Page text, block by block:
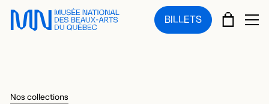
Sauter au menu principal
Sauter au contenu principal
Sauter au pied de page
BILLETS PANIER
Nos collections